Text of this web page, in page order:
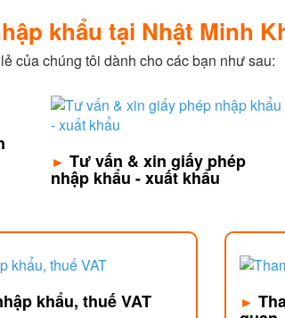
khẩu tại Nhật Minh
của chúng tôi dành cho các bạn như sau:
► Tư vấn & xin giấy phép
nhập khẩu - xuất khẩu
khẩu, thuế VAT ►